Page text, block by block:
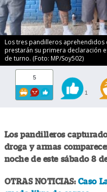
Los tres pandilleros aprehendidos
prestarán su primera declaración
de turno. (Foto: MP/Soy502)
5
1
Los pandilleros
droga y armas
noche de este sábado 8
OTRAS NOTICIAS: Caso